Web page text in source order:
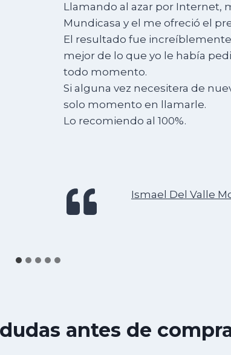
Llamando al azar por Internet,
Mundicasa y el me ofreció el
El resultado fue
mejor de lo que yo le había
todo momento.
Si alguna vez necesitera de
solo momento en llamarle.
Lo recomiendo al 100%.
Ismael Del Valle
antes de